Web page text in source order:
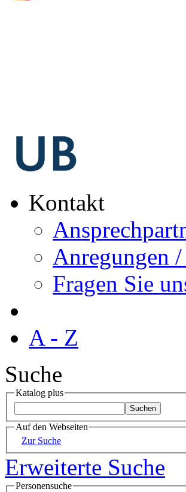
Kontakt
Anregungen
Fragen Sie
A - Z
Suche
Katalog plus
Auf den Webseiten
Zur Suche
Erweiterte Suche
Personensuche